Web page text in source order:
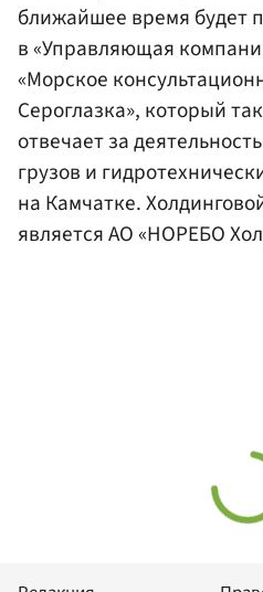
ближайшее время будет
в «Управляющая
«Морское
Сероглазка», который
отвечает за
грузов и
на Камчатке.
является АО «НОРЕБО